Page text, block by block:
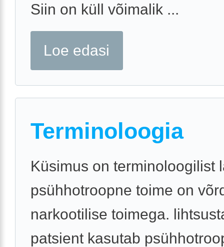
Siin on küll võimalik ...
Loe edasi
Terminoloogia
Küsimus on terminoloogilist
psühhotroopne toime on
narkootilise toimega.
patsient kasutab